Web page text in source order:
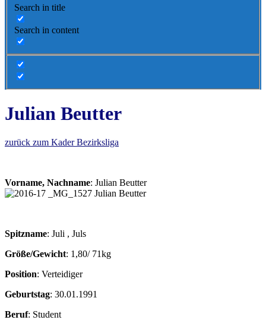
Search in title
Search in content
Julian Beutter
zurück zum Kader Bezirksliga
Vorname, Nachname: Julian Beutter
Spitzname: Juli , Juls
Größe/Gewicht: 1,80/ 71kg
Position: Verteidiger
Geburtstag: 30.01.1991
Beruf: Student